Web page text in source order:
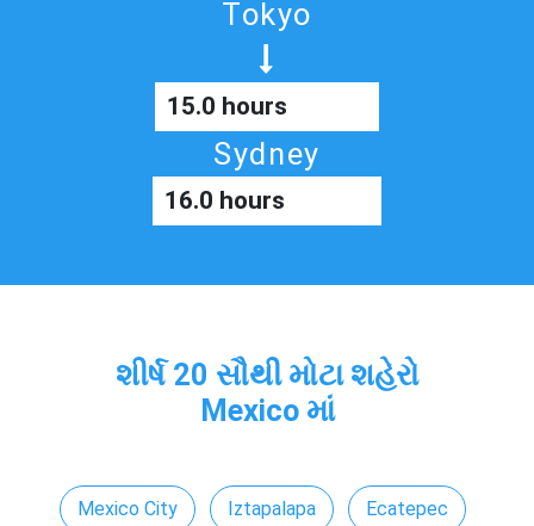
Tokyo
15.0 hours
Sydney
16.0 hours
શીર્ષ 20 સૌથી મોટા શહેરો
Mexico માં
Mexico City Iztapalapa Ecatepec